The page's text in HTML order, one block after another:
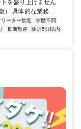
を盛り上げません
） 具体的な業務...
リーター歓迎
学歴不問
長期歓迎
駅近5分以内